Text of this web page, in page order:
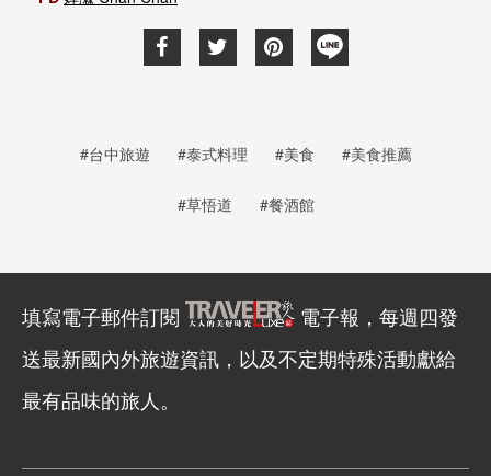
#台中旅遊 #泰式料理 #美食 #美食推薦
#草悟道 #餐酒館
填寫電子郵件訂閱
電子報，每週四發
送最新國內外旅遊資訊，以及不定期特殊活動獻給
最有品味的旅人。